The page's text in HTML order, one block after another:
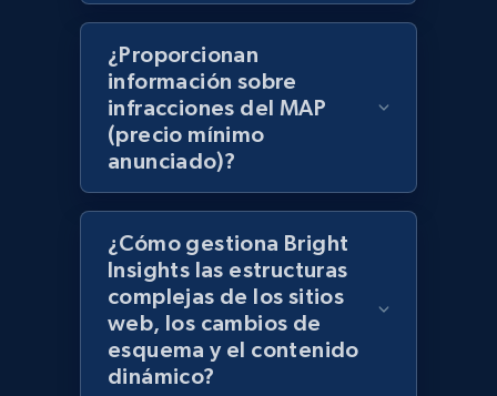
1.1K+ 149+ Comenzar ahora
Lazada - Products
URL, Title, Rating, Reviews, Initial price, Final
price, Currency, Stock, and more.
991+ 164+ Comenzar ahora
Lazada - Products - Discover products by
keyword
¿Proporcionan
información sobre
infracciones del MAP
(precio mínimo
anunciado)?
¿Cómo gestiona Bright
Insights las estructuras
complejas de los sitios
web, los cambios de
esquema y el contenido
dinámico?